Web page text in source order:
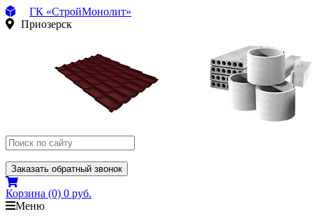
ГК «СтройМонолит»
Приозерск
Заказать обратный звонок
Корзина (0) 0 руб.
Меню